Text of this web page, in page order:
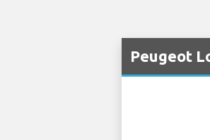
Peugeot